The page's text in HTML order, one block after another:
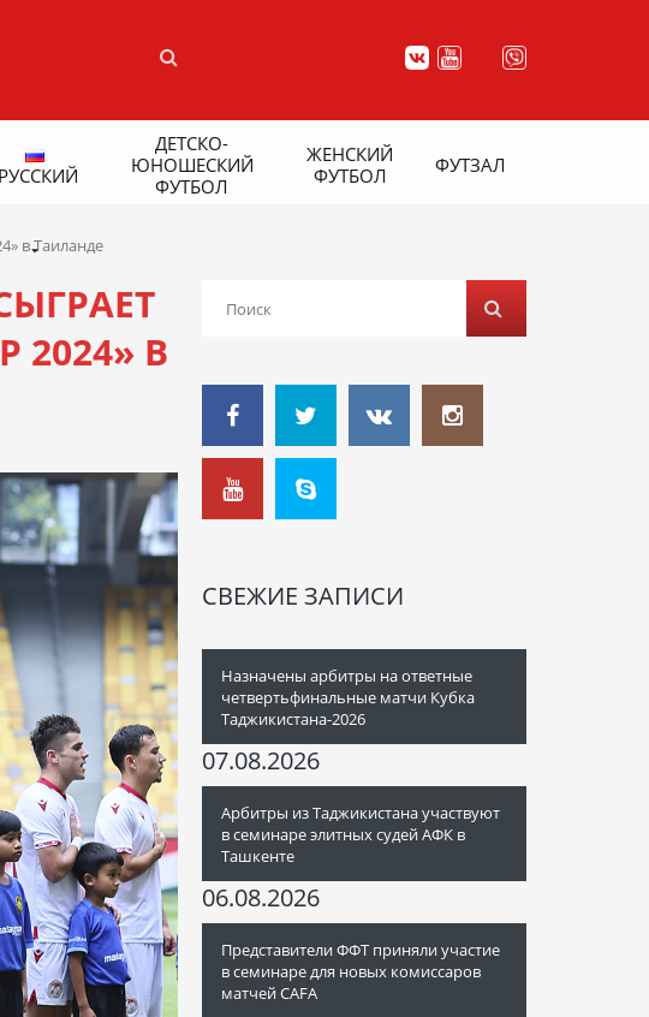
РУССКИЙ
ДЕТСКО-
ЮНОШЕСКИЙ
ФУТБОЛ
ЖЕНСКИЙ
ФУТБОЛ
ФУТЗАЛ
в Таиланде
2024» В
СВЕЖИЕ ЗАПИСИ
Назначены арбитры на ответные
четвертьфинальные матчи Кубка
Таджикистана-2026
07.08.2026
Арбитры из Таджикистана участвуют
в семинаре элитных судей АФК в
Ташкенте
06.08.2026
Представители ФФТ приняли участие
в семинаре для новых комиссаров
матчей CAFA